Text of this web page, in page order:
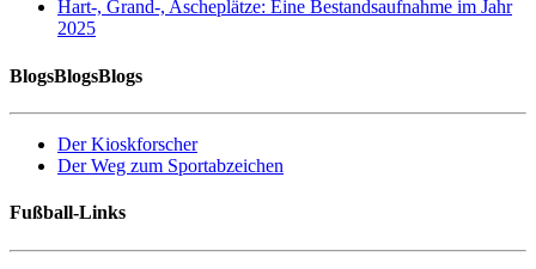
Hart-, Grand-, Ascheplätze: Eine Bestandsaufnahme im Jahr
2025
BlogsBlogsBlogs
Der Kioskforscher
Der Weg zum Sportabzeichen
Fußball-Links